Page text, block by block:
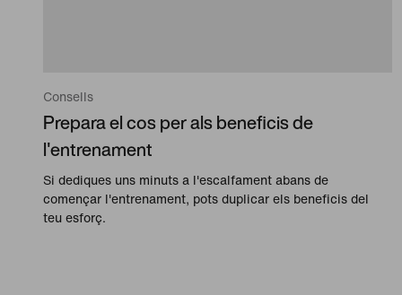
Consells
Prepara el cos per als beneficis de
l'entrenament
Si dediques uns minuts a l'escalfament abans de
començar l'entrenament, pots duplicar els beneficis del
teu esforç.